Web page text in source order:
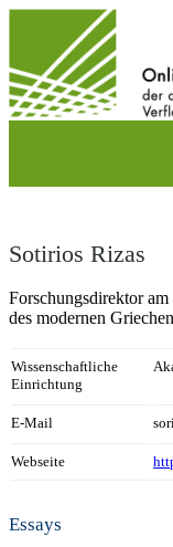
wechseln
Sotirios Rizas
Forschungsdirektor
des modernen
Wissenschaftliche
Einrichtung
E-Mail
Webseite
Essays